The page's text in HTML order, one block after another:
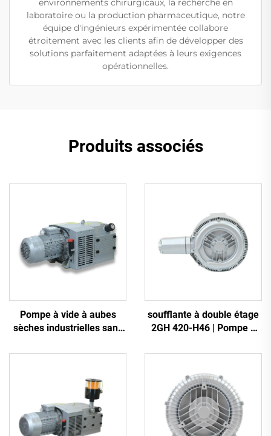
environnements chirurgicaux, la recherche en
laboratoire ou la production pharmaceutique, notre
équipe d'ingénieurs expérimentée collabore
étroitement avec les clients afin de développer des
solutions parfaitement adaptées à leurs exigences
opérationnelles.
Produits associés
Pompe à vide à aubes
sèches industrielles sans
soufflante à double étage
2GH 420-H46 | Pompe à
triphasée